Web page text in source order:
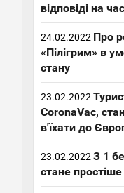
відповіді на
24.02.2022 Про
«Пілігрим» в
стану
23.02.2022
CoronaVac,
в'їхати до
23.02.2022 З 1
стане простіше